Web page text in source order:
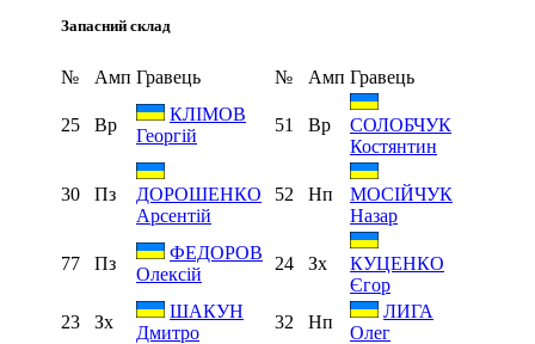
Запасний склад
№ Амп Гравець № Амп Гравець
25 Вр
КЛІМОВ
Георгій
51 Вр
СОЛОБЧУК
Костянтин
30 Пз
ДОРОШЕНКО
Арсентій
52 Нп
МОСІЙЧУК
Назар
77 Пз
ФЕДОРОВ
Олексій
24 Зх
КУЦЕНКО
Єгор
23
Зх
ШАКУН
Дмитро
32 Нп
ЛИГА
Олег